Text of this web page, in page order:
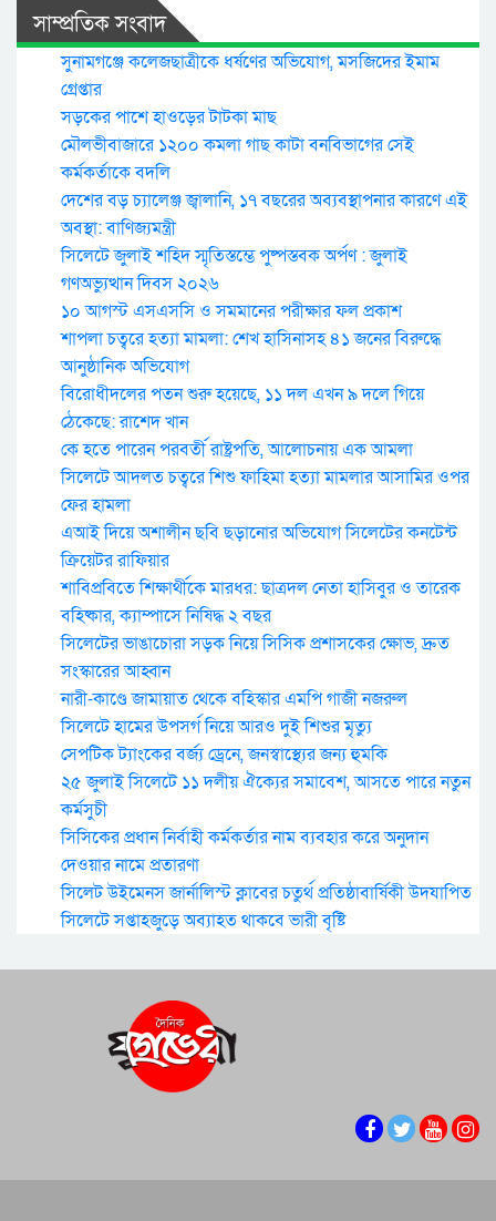
সাম্প্রতিক সংবাদ
সুনামগঞ্জে কলেজছাত্রীকে ধর্ষণের অভিযোগ, মসজিদের ইমাম
গ্রেপ্তার
সড়কের পাশে হাওড়ের টাটকা মাছ
মৌলভীবাজারে ১২০০ কমলা গাছ কাটা বনবিভাগের সেই
কর্মকর্তাকে বদলি
দেশের বড় চ্যালেঞ্জ জ্বালানি, ১৭ বছরের অব্যবস্থাপনার কারণে এই
অবস্থা: বাণিজ্যমন্ত্রী
সিলেটে জুলাই শহিদ স্মৃতিস্তম্ভে পুষ্পস্তবক অর্পণ : জুলাই
গণঅভ্যুত্থান দিবস ২০২৬
১০ আগস্ট এসএসসি ও সমমানের পরীক্ষার ফল প্রকাশ
শাপলা চত্বরে হত্যা মামলা: শেখ হাসিনাসহ ৪১ জনের বিরুদ্ধে
আনুষ্ঠানিক অভিযোগ
বিরোধীদলের পতন শুরু হয়েছে, ১১ দল এখন ৯ দলে গিয়ে
ঠেকেছে: রাশেদ খান
কে হতে পারেন পরবর্তী রাষ্ট্রপতি, আলোচনায় এক আমলা
সিলেটে আদলত চত্বরে শিশু ফাহিমা হত্যা মামলার আসামির ওপর
ফের হামলা
এআই দিয়ে অশালীন ছবি ছড়ানোর অভিযোগ সিলেটের কনটেন্ট
ক্রিয়েটর রাফিয়ার
শাবিপ্রবিতে শিক্ষার্থীকে মারধর: ছাত্রদল নেতা হাসিবুর ও তারেক
বহিষ্কার, ক্যাম্পাসে নিষিদ্ধ ২ বছর
সিলেটের ভাঙাচোরা সড়ক নিয়ে সিসিক প্রশাসকের ক্ষোভ, দ্রুত
সংস্কারের আহ্বান
নারী-কাণ্ডে জামায়াত থেকে বহিস্কার এমপি গাজী নজরুল
সিলেটে হামের উপসর্গ নিয়ে আরও দুই শিশুর মৃত্যু
সেপটিক ট্যাংকের বর্জ্য ড্রেনে, জনস্বাস্থ্যের জন্য হুমকি
২৫ জুলাই সিলেটে ১১ দলীয় ঐক্যের সমাবেশ, আসতে পারে নতুন
কর্মসুচী
সিসিকের প্রধান নির্বাহী কর্মকর্তার নাম ব্যবহার করে অনুদান
দেওয়ার নামে প্রতারণা
সিলেট উইমেনস জার্নালিস্ট ক্লাবের চতুর্থ প্রতিষ্ঠাবার্ষিকী উদযাপিত
সিলেটে সপ্তাহজুড়ে অব্যাহত থাকবে ভারী বৃষ্টি